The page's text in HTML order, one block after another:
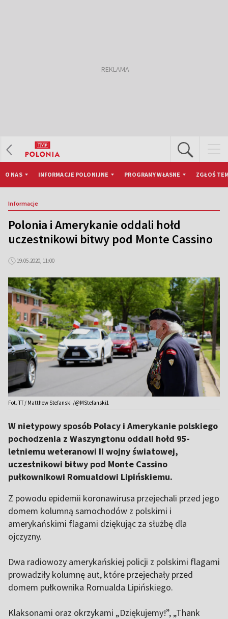
O NAS INFORMACJE POLONIJNE PROGRAMY WŁASNE ZGŁOŚ
Informacje
Polonia i Amerykanie oddali hołd
uczestnikowi bitwy pod Monte Cassino
19.05.2020, 11:00
Fot. TT / Matthew Stefanski /@MStefanski1
W nietypowy sposób Polacy i Amerykanie polskiego
pochodzenia z Waszyngtonu oddali hołd 95-
letniemu weteranowi II wojny światowej,
uczestnikowi bitwy pod Monte Cassino
pułkownikowi Romualdowi Lipińskiemu.
Z powodu epidemii koronawirusa przejechali przed jego
domem kolumną samochodów z polskimi i
amerykańskimi flagami dziękując za służbę dla
ojczyzny.
Dwa radiowozy amerykańskiej policji z polskimi flagami
prowadziły kolumnę aut, które przejechały przed
domem pułkownika Romualda Lipińskiego.
Klaksonami oraz okrzykami „Dziękujemy!”, „Thank